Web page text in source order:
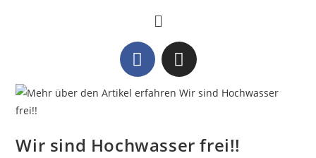
Wir sind Hochwasser frei!!